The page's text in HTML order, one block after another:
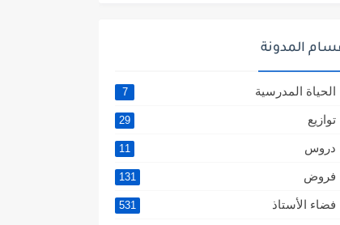
المدونة
الحياة المدرسية 7
توازيع 29
دروس 11
فروض 131
فضاء الأستاذ 531